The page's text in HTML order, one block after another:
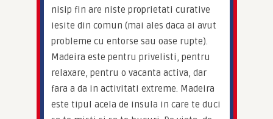
nisip fin are niste proprietati curative
iesite din comun (mai ales daca ai avut
probleme cu entorse sau oase rupte).
Madeira este pentru privelisti, pentru
relaxare, pentru o vacanta activa, dar
fara a da in activitati extreme. Madeira
este tipul acela de insula in care te duci